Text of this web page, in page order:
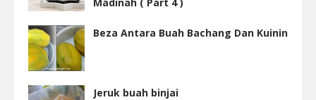
Beza Antara Buah Bachang Dan Kuinin
Jeruk buah binjai